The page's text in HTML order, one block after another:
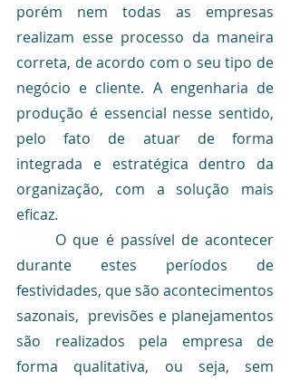
porém nem todas as empresas
realizam esse processo da maneira
correta, de acordo com o seu tipo de
negócio e cliente. A engenharia de
produção é essencial nesse sentido,
pelo fato de atuar de forma
integrada e estratégica dentro da
organização, com a solução mais
eficaz.
durante estes períodos de
festividades, que são acontecimentos
sazonais,  previsões e planejamentos
são realizados pela empresa de
forma qualitativa, ou seja, sem